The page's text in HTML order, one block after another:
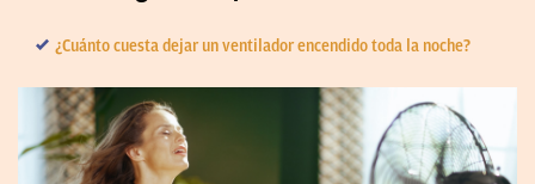
¿Cuánto cuesta dejar un ventilador encendido toda la noche?